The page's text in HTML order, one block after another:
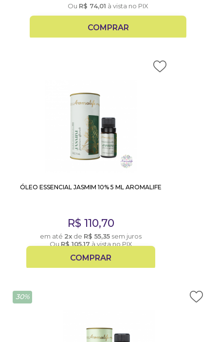
Ou R$ 74,01 à vista no PIX
COMPRAR
ÓLEO ESSENCIAL JASMIM 10% 5 ML AROMALIFE
R$ 110,70
em até 2x de R$ 55,35 sem juros
Ou R$ 105,17 à vista no PIX
COMPRAR
30%